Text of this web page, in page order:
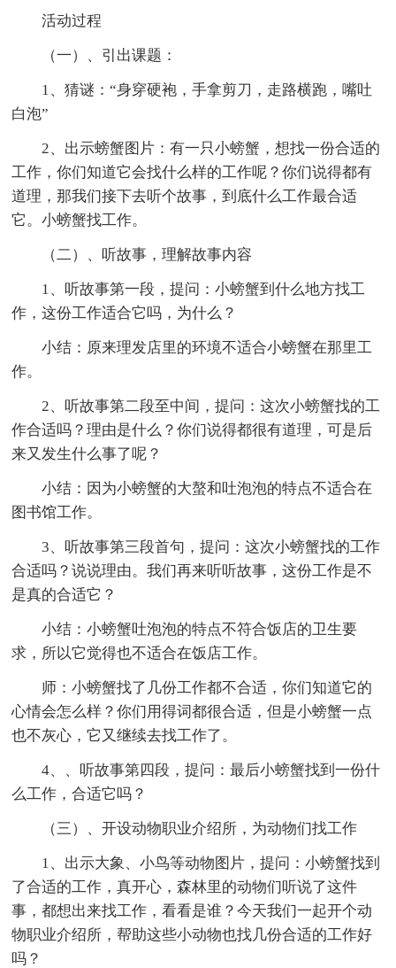
活动过程
（一）、引出课题：
1、猜谜：“身穿硬袍，手拿剪刀，走路横跑，嘴吐
白泡”
2、出示螃蟹图片：有一只小螃蟹，想找一份合适的
工作，你们知道它会找什么样的工作呢？你们说得都有
道理，那我们接下去听个故事，到底什么工作最合适
它。小螃蟹找工作。
（二）、听故事，理解故事内容
1、听故事第一段，提问：小螃蟹到什么地方找工
作，这份工作适合它吗，为什么？
小结：原来理发店里的环境不适合小螃蟹在那里工
作。
2、听故事第二段至中间，提问：这次小螃蟹找的工
作合适吗？理由是什么？你们说得都很有道理，可是后
来又发生什么事了呢？
小结：因为小螃蟹的大螯和吐泡泡的特点不适合在
图书馆工作。
3、听故事第三段首句，提问：这次小螃蟹找的工作
合适吗？说说理由。我们再来听听故事，这份工作是不
是真的合适它？
小结：小螃蟹吐泡泡的特点不符合饭店的卫生要
求，所以它觉得也不适合在饭店工作。
师：小螃蟹找了几份工作都不合适，你们知道它的
心情会怎么样？你们用得词都很合适，但是小螃蟹一点
也不灰心，它又继续去找工作了。
4、、听故事第四段，提问：最后小螃蟹找到一份什
么工作，合适它吗？
（三）、开设动物职业介绍所，为动物们找工作
1、出示大象、小鸟等动物图片，提问：小螃蟹找到
了合适的工作，真开心，森林里的动物们听说了这件
事，都想出来找工作，看看是谁？今天我们一起开个动
物职业介绍所，帮助这些小动物也找几份合适的工作好
吗？